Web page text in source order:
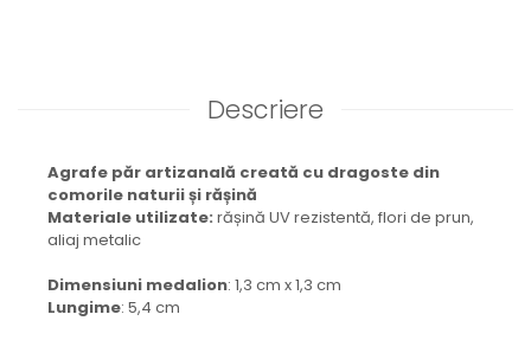
Bijuterii din Floarea de colț
Colier / Pandantiv
Cercei
Bijuterii cu cristale naturale
Colier / Pandantiv
Descriere
Agrafe păr artizanală creată cu dragoste din
comorile naturii și rășină
Materiale utilizate: rășină UV rezistentă, flori de prun,
aliaj metalic
Dimensiuni medalion: 1,3 cm x 1,3 cm
Lungime: 5,4 cm